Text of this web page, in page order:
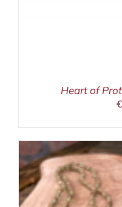
Heart of
€